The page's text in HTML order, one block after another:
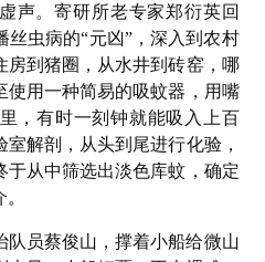
声。寄研所老专家郑衍英回
虫病的“元凶”，深入到农村
房到猪圈，从水井到砖窑，哪
使用一种简易的吸蚊器，用嘴
，有时一刻钟就能吸入上百
解剖，从头到尾进行化验，
从中筛选出淡色库蚊，确定
队员蔡俊山，撑着小船给微山